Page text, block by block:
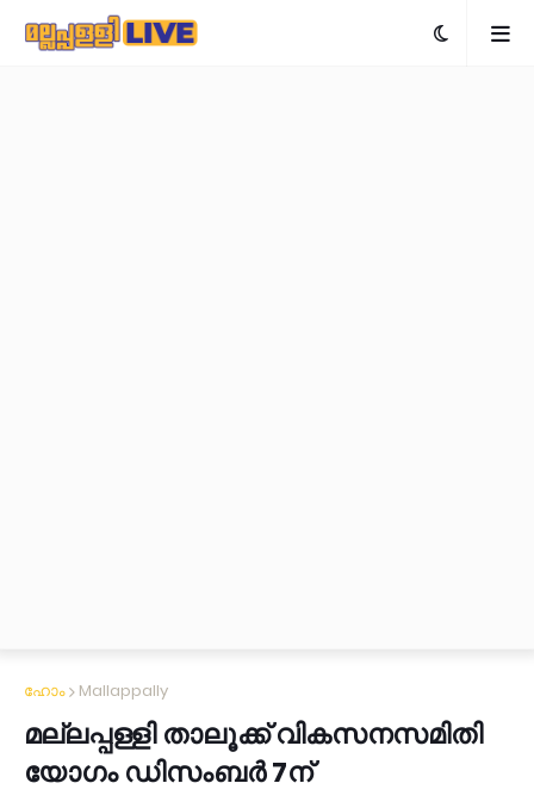
ഹോം Mallappally
മല്ലപ്പള്ളി താലൂക്ക്‌ വികസനസമിതി
യോഗം ഡിസംബർ 7ന്‌